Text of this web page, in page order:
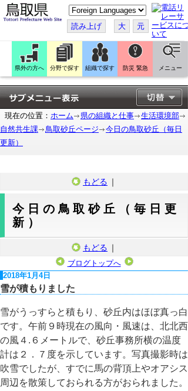
こ
の
ペ
ー
ジ
翻
訳
す
る
読み上げ 大 元
県外の方へ 分野で探す 組織で探す 防災 緊急 メニュー
現在の位置： ホーム 県の組織と仕事
生活環境部
自然共生課
鳥取砂丘ページ
今日の鳥取砂丘（毎日
更新）
もどる ｜
今日の鳥取砂丘（毎日更
新）
もどる ｜
ブログトップへ
2018年1月4日
雪が積もりました
雪がうっすらと積もり、砂丘内はほぼ真っ白
です。午前９時現在の風向・風速は、北北西
の風４.６メートルで、砂丘事務所横の温度
計は２．７度を示しています。写真撮影時は
吹雪でしたが、すでに馬の背頂上やオアシス
周辺を散策しておられる方がおられました。